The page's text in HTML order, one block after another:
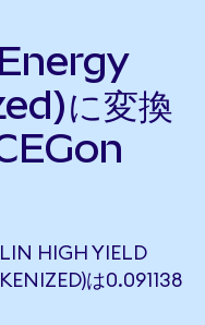
に変換
HIGH YIELD
は0.091138